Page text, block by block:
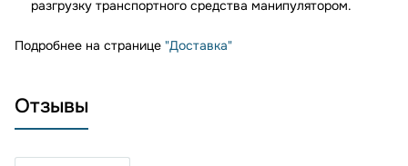
разгрузку транспортного средства манипулятором.
Подробнее на странице "Доставка"
Отзывы